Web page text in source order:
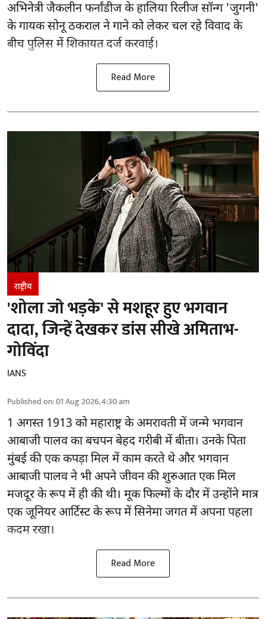
अभिनेत्री जैकलीन फर्नांडीज के हालिया रिलीज सॉन्ग 'जुगनी'
के गायक सोनू ठकराल ने गाने को लेकर चल रहे विवाद के
बीच पुलिस में शिकायत दर्ज करवाई।
Read More
राष्ट्रीय
'शोला जो भड़के' से मशहूर हुए भगवान
दादा, जिन्हें देखकर डांस सीखे अमिताभ-
गोविंदा
IANS
Published on:01 Aug 2026, 4:30 am
1 अगस्त 1913 को महाराष्ट्र के अमरावती में जन्मे भगवान
आबाजी पालव का बचपन बेहद गरीबी में बीता। उनके पिता
मुंबई की एक कपड़ा मिल में काम करते थे और भगवान
आबाजी पालव ने भी अपने जीवन की शुरुआत एक मिल
मजदूर के रूप में ही की थी। मूक फिल्मों के दौर में उन्होंने मात्र
एक जूनियर आर्टिस्ट के रूप में सिनेमा जगत में अपना पहला
कदम रखा।
Read More